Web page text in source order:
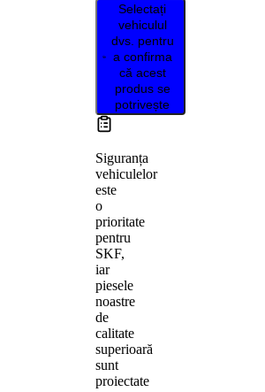
Selectați
vehiculul
dvs. pentru
a confirma
că acest
produs se
potrivește
Siguranța
vehiculelor
este
o
prioritate
pentru
SKF,
iar
piesele
noastre
de
calitate
superioară
sunt
proiectate